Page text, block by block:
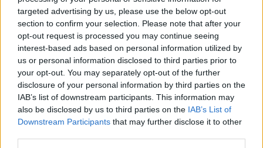
targeted advertising by us, please use the below opt-out
section to confirm your selection. Please note that after your
opt-out request is processed you may continue seeing
interest-based ads based on personal information utilized by
us or personal information disclosed to third parties prior to
your opt-out. You may separately opt-out of the further
disclosure of your personal information by third parties on the
IAB’s list of downstream participants. This information may
also be disclosed by us to third parties on the IAB’s List of
Downstream Participants that may further disclose it to other
entrada de Jesús Vázquez en el lateral izquierdo. El
canterano está a la sombra de Gayà en el once
valencianista, pero lleva más puntos en la temporada, con
una media de 4 por partido.
Alejandro Francés (Girona, defensa, 200.000)
El Girona jugará en la jornada 6 contra el Athletic con la
defensa bajo mínimos por las ausencias del lesionado